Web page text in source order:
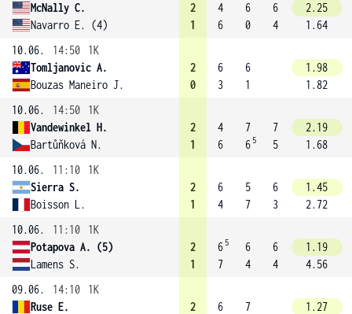
McNally C.
Navarro E. (4)
2
1
4
6
6
0
6
4
2.25
1.64
10.06.
14:50
1K
Tomljanovic A.
Bouzas Maneiro J.
2
0
6
3
6
1
1.98
1.82
10.06.
14:50
1K
Vandewinkel H.
Bartůňková N.
2
1
4
6
7
6 5
7
5
2.19
1.68
10.06.
11:10
1K
Sierra S.
Boisson L.
2
1
6
4
5
7
6
3
1.45
2.72
10.06.
11:10
1K
Potapova A. (5)
Lamens S.
2
1
6 5
7
6
4
6
4
1.19
4.56
09.06.
14:10
1K
Ruse E.
2
6
7
1.27